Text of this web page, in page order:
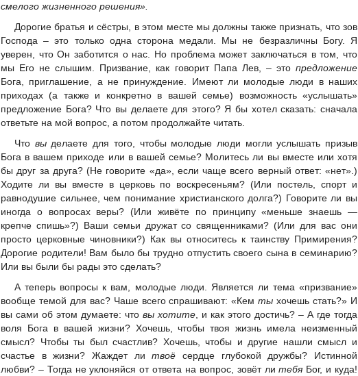
смелого жизненного решения».
Дорогие братья и сёстры, в этом месте мы должны также признать, что зов
Господа – это только одна сторона медали. Мы не безразличны Богу. Я
уверен, что Он заботится о нас. Но проблема может заключаться в том, что
мы Его не слышим. Призвание, как говорит Папа Лев, – это предложение
Бога, приглашение, а не принуждение. Имеют ли молодые люди в наших
приходах (а также и конкретно в вашей семье) возможность «услышать»
предложение Бога? Что вы делаете для этого? Я бы хотел сказать: сначала
ответьте на мой вопрос, а потом продолжайте читать.
Что выделаете для того, чтобы молодые люди могли услышать призыв
Бога в вашем приходе или в вашей семье? Молитесь ли вы вместе или хотя
бы друг за друга? (Не говорите «да», если чаще всего верный ответ: «нет».)
Ходите ли вы вместе в церковь по воскресеньям? (Или постель, спорт и
равнодушие сильнее, чем понимание христианского долга?) Говорите ли вы
иногда о вопросах веры? (Или живёте по принципу «меньше знаешь —
крепче спишь»?) Ваши семьи дружат со священниками? (Или для вас они
просто церковные чиновники?) Как вы относитесь к таинству Примирения?
Дорогие родители! Вам было бы трудно отпустить своего сына в семинарию?
Или вы были бы рады это сделать?
А теперь вопросы к вам, молодые люди. Является ли тема «призвание»
вообще темой для вас? Чаше всего спрашивают: «Кемты хочешь стать?» И
вы сами об этом думаете: что вы хотите, и как этого достичь? – А где тогда
воля Бога в вашей жизни? Хочешь, чтобы твоя жизнь имела неизменный
смысл? Чтобы ты был счастлив? Хочешь, чтобы и другие нашли смысл и
счастье в жизни? Жаждет литвоё сердце глубокой дружбы? Истинной
любви? – Тогда не уклоняйся от ответа на вопрос, зовёт литебя Бог, и куда!